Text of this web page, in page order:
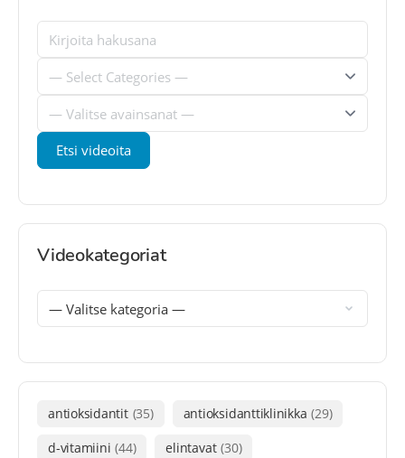
Videokategoriat
antioksidantit (35) antioksidanttiklinikka (29)
d-vitamiini (44) elintavat (30)